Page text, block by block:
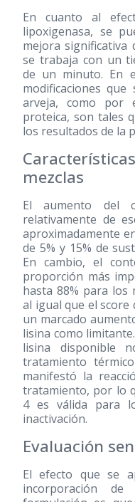
En cuanto al
lipoxigenasa, se
mejora significativa
se trabaja con un
de un minuto. En
modificaciones
arveja, como por
proteica, son tales
los resultados de la
mezclas
El aumento del
relativamente de
aproximadamente
de 5% y 15% de
En cambio, el
proporción más
hasta 88% para los
al igual que el
un marcado
lisina como
lisina disponible
tratamiento
manifestó la
tratamiento, por lo
4 es válida para
inactivación.
Evaluación
El efecto que se
incorporación